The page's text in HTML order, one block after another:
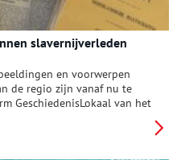
slavernijverleden
en voorwerpen
de regio zijn vanaf nu te
GeschiedenisLokaal van het
inzicht in de